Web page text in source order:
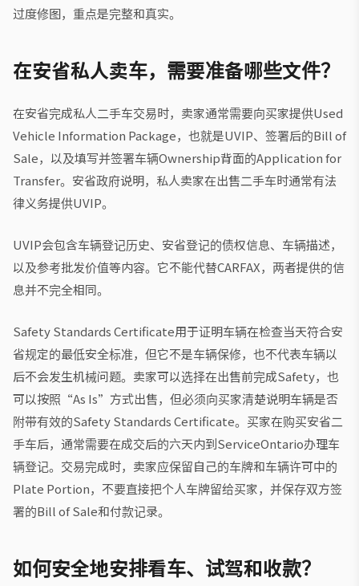
过度修图，重点是完整和真实。
在安省私人卖车，需要准备哪些文件？
在安省完成私人二手车交易时，卖家通常需要向买家提供Used
Vehicle Information Package，也就是UVIP、签署后的Bill of
Sale，以及填写并签署车辆Ownership背面的Application for
Transfer。安省政府说明，私人卖家在出售二手车时通常有法
律义务提供UVIP。
UVIP会包含车辆登记历史、安省登记的债权信息、车辆描述，
以及参考批发价值等内容。它不能代替CARFAX，两者提供的信
息并不完全相同。
Safety Standards Certificate用于证明车辆在检查当天符合安
省规定的最低安全标准，但它不是车辆保修，也不代表车辆以
后不会发生机械问题。卖家可以选择在出售前完成Safety，也
可以按照“As Is”方式出售，但必须向买家清楚说明车辆是否
附带有效的Safety Standards Certificate。买家在购买安省二
手车后，通常需要在成交后的六天内到ServiceOntario办理车
辆登记。交易完成时，卖家应保留自己的车牌和车辆许可中的
Plate Portion，不要直接把个人车牌留给买家，并保存双方签
署的Bill of Sale和付款记录。
如何安全地安排看车、试驾和收款？